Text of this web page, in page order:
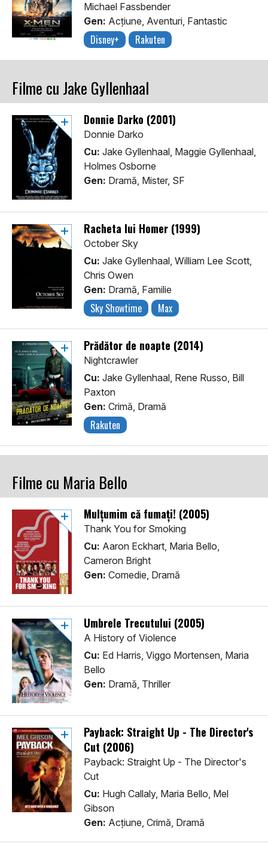
Michael Fassbender
Gen: Acţiune, Aventuri, Fantastic
Disney+ Rakuten
Filme cu Jake Gyllenhaal
Donnie Darko (2001)
Donnie Darko
Cu: Jake Gyllenhaal, Maggie Gyllenhaal,
Holmes Osborne
Gen: Dramă, Mister, SF
Racheta lui Homer (1999)
October Sky
Cu: Jake Gyllenhaal, William Lee Scott,
Chris Owen
Gen: Dramă, Familie
Sky Showtime Max
Prădător de noapte (2014)
Nightcrawler
Cu: Jake Gyllenhaal, Rene Russo, Bill
Paxton
Gen: Crimă, Dramă
Rakuten
Filme cu Maria Bello
Mulțumim că fumați! (2005)
Thank You for Smoking
Cu: Aaron Eckhart, Maria Bello,
Cameron Bright
Gen: Comedie, Dramă
Umbrele Trecutului (2005)
A History of Violence
Cu: Ed Harris, Viggo Mortensen, Maria
Bello
Gen: Dramă, Thriller
Payback: Straight Up - The Director's
Cut (2006)
Payback: Straight Up - The Director's
Cut
Cu: Hugh Callaly, Maria Bello, Mel
Gibson
Gen: Acţiune, Crimă, Dramă